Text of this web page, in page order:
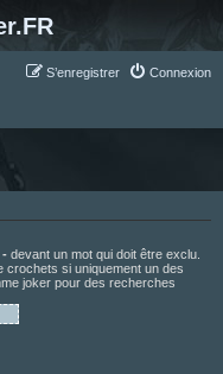
Connexion
S’enregistrer
- devant un mot qui doit être exclu.
crochets si uniquement un des
joker pour des recherches